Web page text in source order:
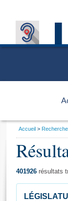
Vous
Accueil Recherche
401926 résultats